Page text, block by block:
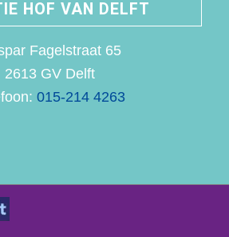
HOF VAN DELFT
Fagelstraat 65
2613 GV Delft
015-214 4263